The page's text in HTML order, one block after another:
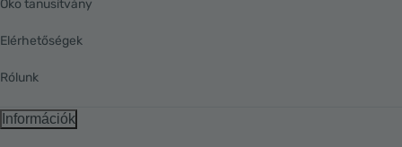
Öko tanusítvány
Elérhetőségek
Rólunk
Információk